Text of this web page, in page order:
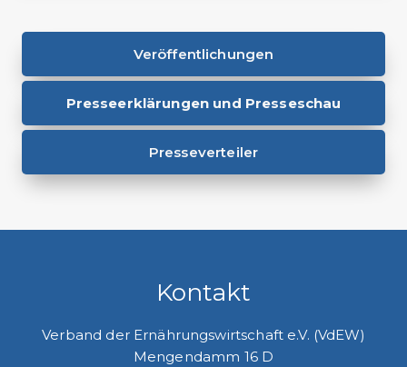
Veröffentlichungen
Presseerklärungen und Presseschau
Presseverteiler
Kontakt
Verband der Ernährungswirtschaft e.V. (VdEW)
Mengendamm 16 D